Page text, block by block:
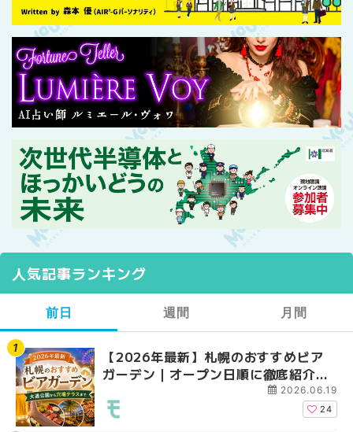
人気記事ランキング
前日
【2026年最新】札幌のおすすめビア
ガーデン｜オープン日順に徹底紹介！
大通公園から穴場テラスまで | MouLa
HOKKAIDO
2026.06.19
24
週間
【2026年最新】札幌
ガーデン｜オープン日
大通公園から穴場テ
月間
【2026年最新】札幌
ガーデン｜オープン日
大通公園から穴場テ